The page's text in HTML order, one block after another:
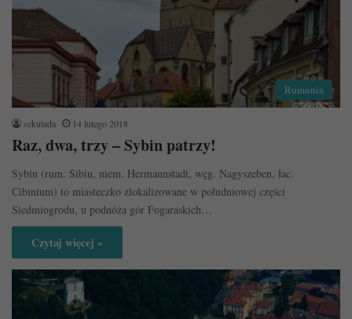
Rumunia
sekulada 14 lutego 2018
Raz, dwa, trzy – Sybin patrzy!
Sybin (rum. Sibiu, niem. Hermannstadt, węg. Nagyszeben, łac.
Cibinium) to miasteczko zlokalizowane w południowej części
Siedmiogrodu, u podnóża gór Fogaraskich…
Czytaj więcej »